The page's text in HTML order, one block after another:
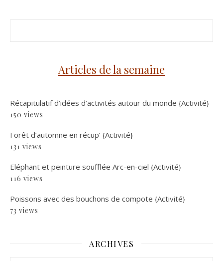
Articles de la semaine
Récapitulatif d’idées d’activités autour du monde {Activité}
150 views
Forêt d’automne en récup’ {Activité}
131 views
Eléphant et peinture soufflée Arc-en-ciel {Activité}
116 views
Poissons avec des bouchons de compote {Activité}
73 views
ARCHIVES